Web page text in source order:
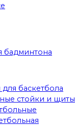
бадминтона
баскетбола
стойки и щиты